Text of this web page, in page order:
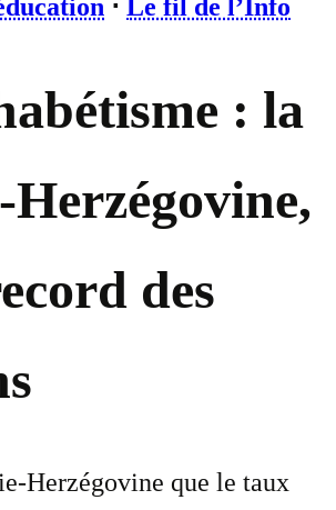
⋅ Le fil de l’Info
: la
Herzégovine,
des
Herzégovine que le taux